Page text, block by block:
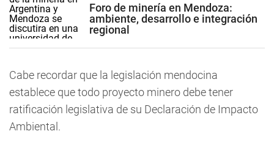
Foro de minería en Mendoza:
ambiente, desarrollo e integración
regional
Cabe recordar que la legislación mendocina
establece que todo proyecto minero debe tener
ratificación legislativa de su Declaración de Impacto
Ambiental.